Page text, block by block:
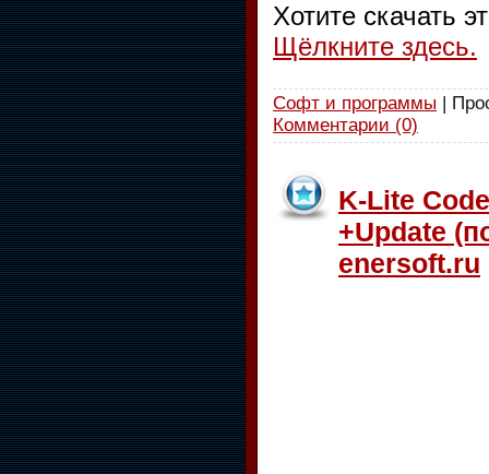
Хотите скачать
Щёлкните здесь.
Софт и программы |
Комментарии (0)
K-Lite
+Update
enersoft.ru